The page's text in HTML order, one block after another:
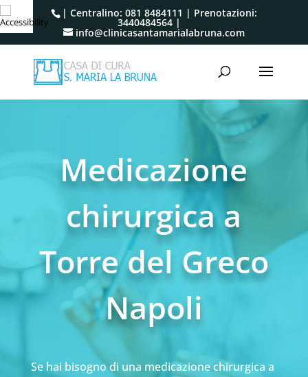
| Centralino: 081 8484111 | Prenotazioni:
3440484564 |
info@clinicasantamarialabruna.com
Medicazione
chirurgica a
Torre del Greco
Napoli
Se hai bisogno di una medicazione chirurgica a